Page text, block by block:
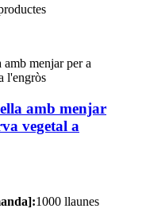
amb menjar
vegetal a
1000 llaunes